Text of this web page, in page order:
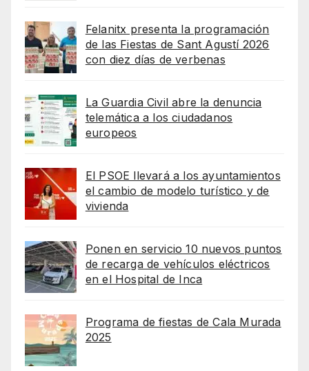
Felanitx presenta la programación
de las Fiestas de Sant Agustí 2026
con diez días de verbenas
La Guardia Civil abre la denuncia
telemática a los ciudadanos
europeos
El PSOE llevará a los ayuntamientos
el cambio de modelo turístico y de
vivienda
Ponen en servicio 10 nuevos puntos
de recarga de vehículos eléctricos
en el Hospital de Inca
Programa de fiestas de Cala Murada
2025